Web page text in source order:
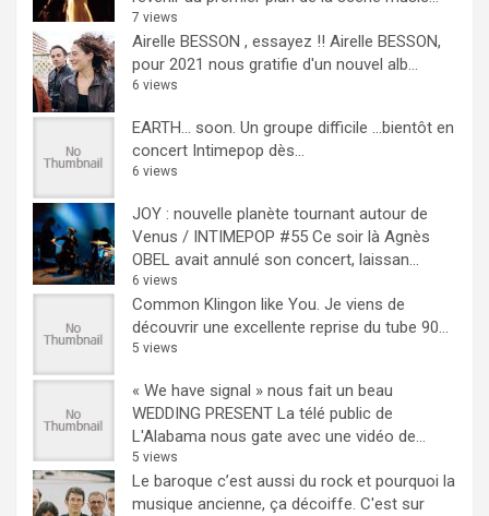
7 views
Airelle BESSON , essayez !! Airelle BESSON,
pour 2021 nous gratifie d'un nouvel alb...
6 views
EARTH… soon. Un groupe difficile ...bientôt en
concert Intimepop dès...
6 views
JOY : nouvelle planète tournant autour de
Venus / INTIMEPOP #55 Ce soir là Agnès
OBEL avait annulé son concert, laissan...
6 views
Common Klingon like You. Je viens de
découvrir une excellente reprise du tube 90...
5 views
« We have signal » nous fait un beau
WEDDING PRESENT La télé public de
L'Alabama nous gate avec une vidéo de...
5 views
Le baroque c’est aussi du rock et pourquoi la
musique ancienne, ça décoiffe. C'est sur